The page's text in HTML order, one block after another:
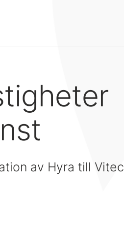
av Hyra till Vitec